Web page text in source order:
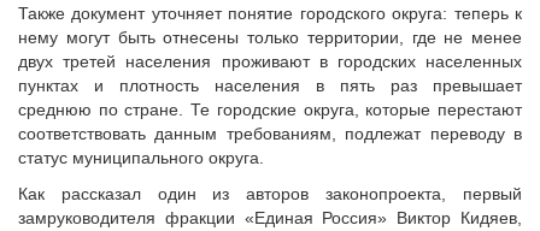
Полезные ссылки
Инвестиционные порталы муниципальных образований
Контактная информация
НОВОСТИ
СМИ о нас
МЕТОДИЧЕСКИЙ РАЗДЕЛ
Также документ уточняет по­нятие городского округа: теперь к
нему могут быть отнесены только территории, где не менее
двух третей населения прожи­вают в городских населенных
пунктах и плотность населения в пять раз превышает
среднюю по стране. Те городские округа, которые перестают
соответ­ствовать данным требованиям, подлежат переводу в
статус му­ниципального округа.
Как рассказал один из ав­торов законопроекта, первый
замруководителя фракции «Единая Россия» Виктор Кидя­ев,